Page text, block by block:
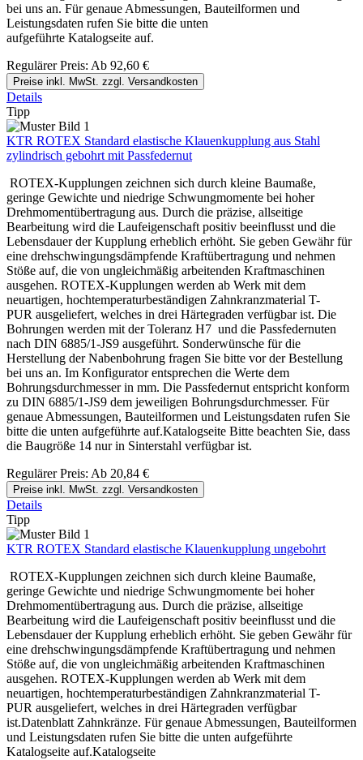
bei uns an. Für genaue Abmessungen, Bauteilformen und
Leistungsdaten rufen Sie bitte die unten
aufgeführte Katalogseite auf.
Regulärer Preis: Ab 92,60 €
Preise inkl. MwSt. zzgl. Versandkosten
Details
Tipp
KTR ROTEX Standard elastische Klauenkupplung aus Stahl
zylindrisch gebohrt mit Passfedernut
ROTEX-Kupplungen zeichnen sich durch kleine Baumaße,
geringe Gewichte und niedrige Schwungmomente bei hoher
Drehmomentübertragung aus. Durch die präzise, allseitige
Bearbeitung wird die Laufeigenschaft positiv beeinflusst und die
Lebensdauer der Kupplung erheblich erhöht. Sie geben Gewähr für
eine drehschwingungsdämpfende Kraftübertragung und nehmen
Stöße auf, die von ungleichmäßig arbeitenden Kraftmaschinen
ausgehen. ROTEX-Kupplungen werden ab Werk mit dem
neuartigen, hochtemperaturbeständigen Zahnkranzmaterial T-
PUR ausgeliefert, welches in drei Härtegraden verfügbar ist. Die
Bohrungen werden mit der Toleranz H7 und die Passfedernuten
nach DIN 6885/1-JS9 ausgeführt. Sonderwünsche für die
Herstellung der Nabenbohrung fragen Sie bitte vor der Bestellung
bei uns an. Im Konfigurator entsprechen die Werte dem
Bohrungsdurchmesser in mm. Die Passfedernut entspricht konform
zu DIN 6885/1-JS9 dem jeweiligen Bohrungsdurchmesser. Für
genaue Abmessungen, Bauteilformen und Leistungsdaten rufen Sie
bitte die unten aufgeführte auf.Katalogseite Bitte beachten Sie, dass
die Baugröße 14 nur in Sinterstahl verfügbar ist.
Regulärer Preis: Ab 20,84 €
Preise inkl. MwSt. zzgl. Versandkosten
Details
Tipp
KTR ROTEX Standard elastische Klauenkupplung ungebohrt
ROTEX-Kupplungen zeichnen sich durch kleine Baumaße,
geringe Gewichte und niedrige Schwungmomente bei hoher
Drehmomentübertragung aus. Durch die präzise, allseitige
Bearbeitung wird die Laufeigenschaft positiv beeinflusst und die
Lebensdauer der Kupplung erheblich erhöht. Sie geben Gewähr für
eine drehschwingungsdämpfende Kraftübertragung und nehmen
Stöße auf, die von ungleichmäßig arbeitenden Kraftmaschinen
ausgehen. ROTEX-Kupplungen werden ab Werk mit dem
neuartigen, hochtemperaturbeständigen Zahnkranzmaterial T-
PUR ausgeliefert, welches in drei Härtegraden verfügbar
ist.Datenblatt Zahnkränze. Für genaue Abmessungen, Bauteilformen
und Leistungsdaten rufen Sie bitte die unten aufgeführte
Katalogseite auf.Katalogseite